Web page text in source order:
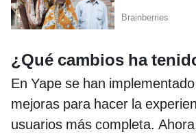
¿Qué cambios ha
En Yape se han
mejoras para hacer la
usuarios más completa.